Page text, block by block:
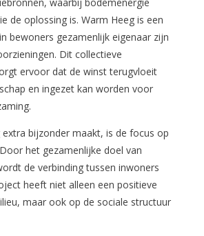
de oplossing is. Warm Heeg is een
bewoners gezamenlijk eigenaar zijn
Dit collectieve
ervoor dat de winst terugvloeit
en ingezet kan worden voor
bijzonder maakt, is de focus op
het gezamenlijke doel van
de verbinding tussen inwoners
heeft niet alleen een positieve
maar ook op de sociale structuur